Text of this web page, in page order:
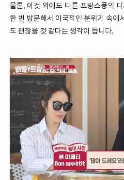
물론, 이것 외에도 다른 프랑스풍의
한 번 방문해서 이국적인 분위기 속에
도 괜찮을 것 같다는 생각이 듭니다.